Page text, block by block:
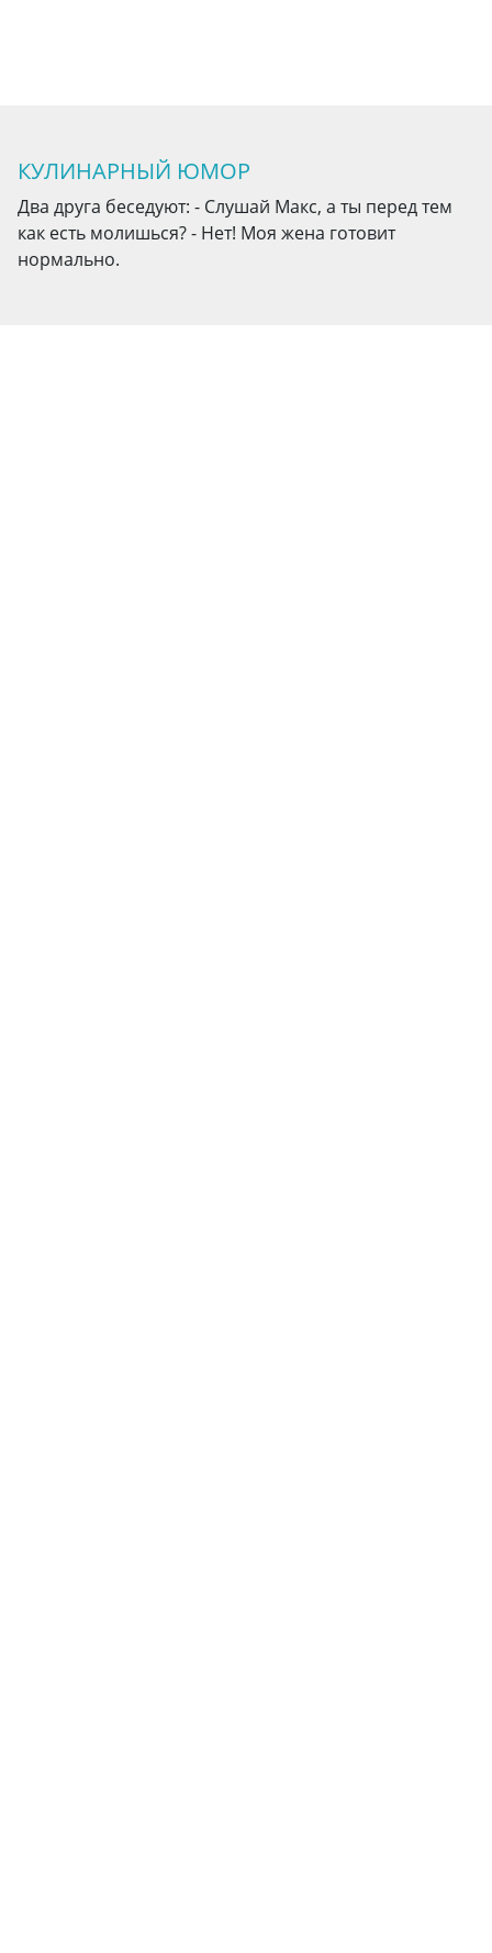
КУЛИНАРНЫЙ ЮМОР
Два друга беседуют: - Слушай Макс, а ты перед тем
как есть молишься? - Нет! Моя жена готовит
нормально.